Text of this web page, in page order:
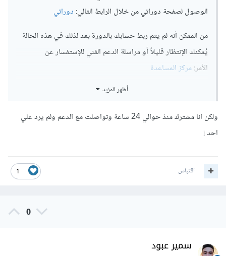
الوصول لصفحة دوراتي من خلال الرابط التالي: دوراتي
من الممكن أنه لم يتم ربط حسابك بالدورة بعد لذلك في هذه الحالة
يُمكنك الإنتظار قليلاً أو مراسلة الدعم الفني للإستفسار عن
الأمر:مركز المساعدة
أظهر المزيد
ولكن انا مشترك منذ حوالي 24 ساعة وتواصلت مع الدعم ولم يرد علي
احد !
1 اقتباس
0
سمير عبود